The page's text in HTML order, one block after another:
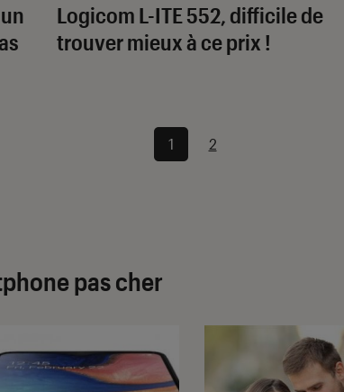
Logicom L-ITE 552, difficile de
trouver mieux à ce prix !
1 2
pas cher